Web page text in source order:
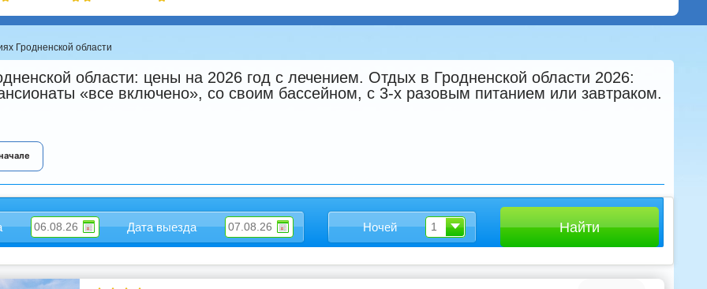
Гродненской области
области: цены на 2026 год с лечением. Отдых в Гродненской области 2026:
«все включено», со своим бассейном, с 3-х разовым питанием или завтраком.
Дата выезда Ночей 1